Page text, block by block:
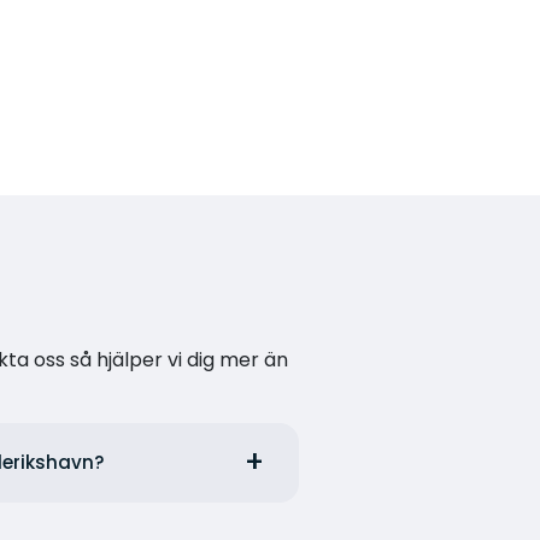
oss så hjälper vi dig mer än